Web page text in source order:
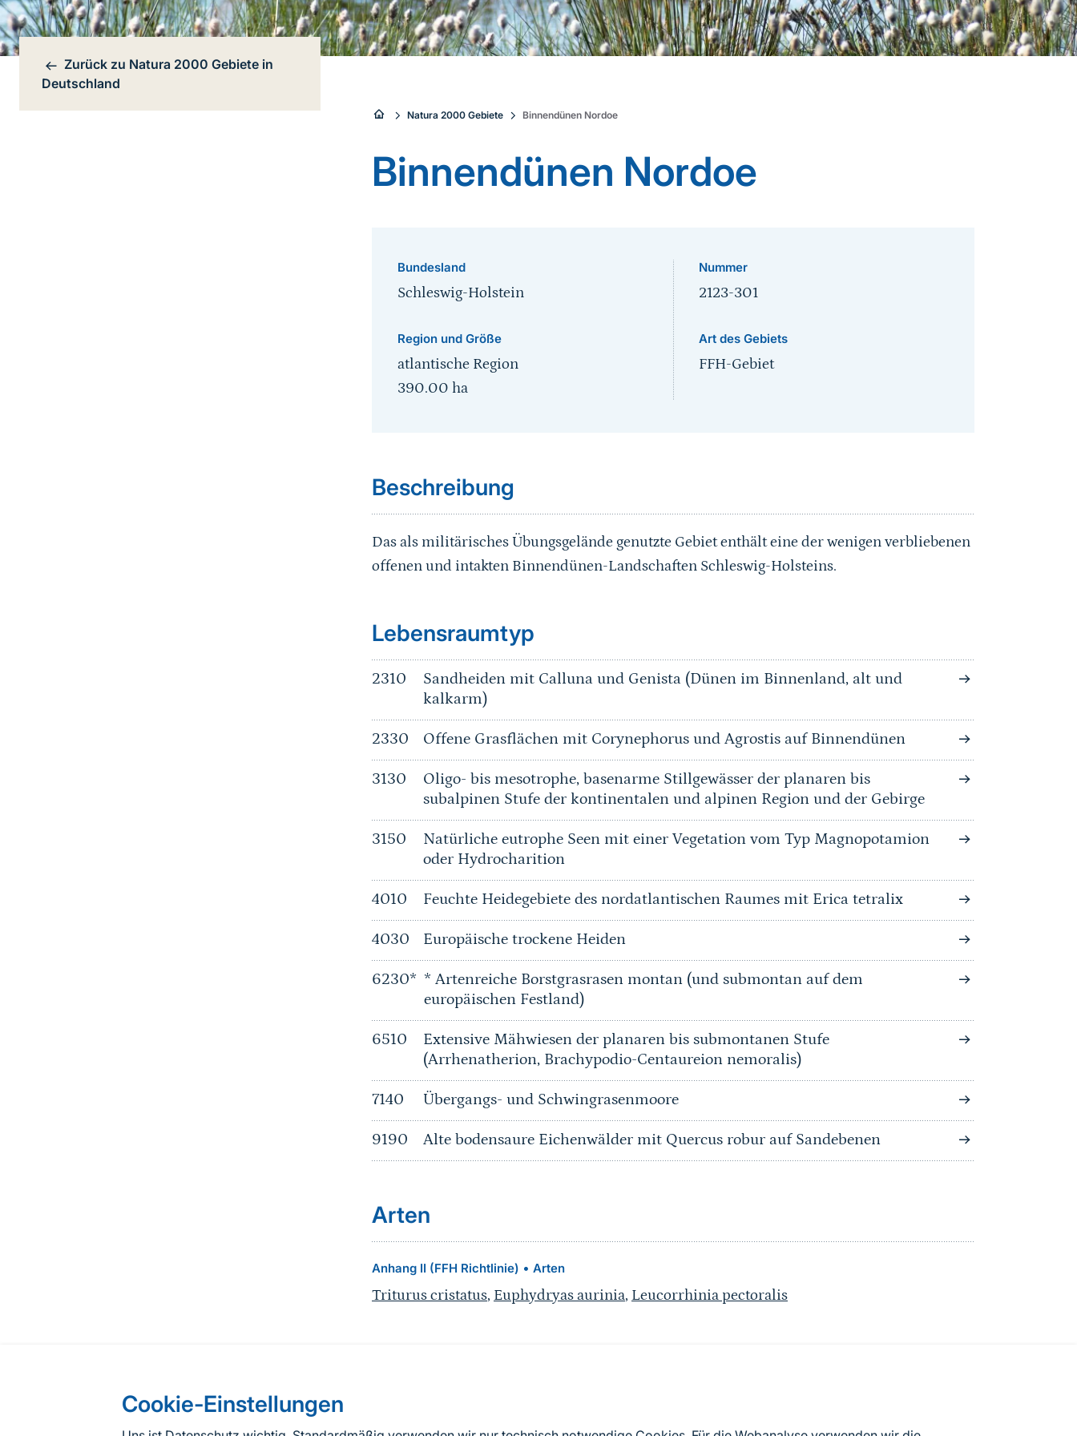
Cookie-Einstellungen
Bereichsnavigation
Zurück zu Natura 2000 Gebiete in
Deutschland
Sie
sind
hier:
Natura 2000 Gebiete Binnendünen Nordoe
Binnendünen Nordoe
Bundesland
Schleswig-Holstein
Region und Größe
atlantische Region
390.00 ha
Nummer
2123-301
Art des Gebiets
FFH-Gebiet
Beschreibung
Das als militärisches Übungsgelände genutzte Gebiet enthält eine der wenigen verbliebenen
offenen und intakten Binnendünen-Landschaften Schleswig-Holsteins.
Sprungmarke
Lebensraumtyp
2310
Sandheiden mit Calluna und Genista (Dünen im Binnenland, alt und
kalkarm)
2330 Offene Grasflächen mit Corynephorus und Agrostis auf Binnendünen
3130
Oligo- bis mesotrophe, basenarme Stillgewässer der planaren bis
subalpinen Stufe der kontinentalen und alpinen Region und der Gebirge
3150
Natürliche eutrophe Seen mit einer Vegetation vom Typ Magnopotamion
oder Hydrocharition
4010 Feuchte Heidegebiete des nordatlantischen Raumes mit Erica tetralix
4030 Europäische trockene Heiden
6230* * Artenreiche Borstgrasrasen montan (und submontan auf dem
europäischen Festland)
6510
Extensive Mähwiesen der planaren bis submontanen Stufe
(Arrhenatherion, Brachypodio-Centaureion nemoralis)
7140 Übergangs- und Schwingrasenmoore
9190 Alte bodensaure Eichenwälder mit Quercus robur auf Sandebenen
Arten
Anhang II (FFH Richtlinie) • Arten
Triturus cristatus, Euphydryas aurinia, Leucorrhinia pectoralis
Nach Angaben der an die EU übermittelten Standarddatenbögen Deutschlands (Stand: